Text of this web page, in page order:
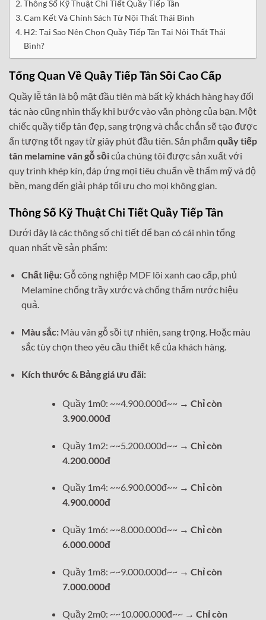
Thông Số Kỹ Thuật Chi Tiết Quầy Tiếp Tân
Cam Kết Và Chính Sách Từ Nội Thất Thái Bình
H2: Tại Sao Nên Chọn Quầy Tiếp Tân Tại Nội Thất Thái
Bình?
Tổng Quan Về Quầy Tiếp Tân Sồi Cao Cấp
Quầy lễ tân là bộ mặt đầu tiên mà bất kỳ khách hàng hay đối
tác nào cũng nhìn thấy khi bước vào văn phòng của bạn. Một
chiếc quầy tiếp tân đẹp, sang trọng và chắc chắn sẽ tạo được
ấn tượng tốt ngay từ giây phút đầu tiên. Sản phẩmquầy tiếp
tân melamine vân gỗ sồicủa chúng tôi được sản xuất với
quy trình khép kín, đáp ứng mọi tiêu chuẩn về thẩm mỹ và độ
bền, mang đến giải pháp tối ưu cho mọi không gian.
Thông Số Kỹ Thuật Chi Tiết Quầy Tiếp Tân
Dưới đây là các thông số chi tiết để bạn có cái nhìn tổng
quan nhất về sản phẩm:
Chất liệu:Gỗ công nghiệp MDF lõi xanh cao cấp, phủ
Melamine chống trầy xước và chống thấm nước hiệu
quả.
Màu sắc:Màu vân gỗ sồi tự nhiên, sang trọng. Hoặc màu
sắc tùy chọn theo yêu cầu thiết kế của khách hàng.
Kích thước & Bảng giá ưu đãi:
Quầy 1m0: ~~4.900.000đ~~ → Chỉ còn
3.900.000đ
Quầy 1m2: ~~5.200.000đ~~ → Chỉ còn
4.200.000đ
Quầy 1m4: ~~6.900.000đ~~ → Chỉ còn
4.900.000đ
Quầy 1m6: ~~8.000.000đ~~ → Chỉ còn
6.000.000đ
Quầy 1m8: ~~9.000.000đ~~ → Chỉ còn
7.000.000đ
Quầy 2m0: ~~10.000.000đ~~ → Chỉ còn